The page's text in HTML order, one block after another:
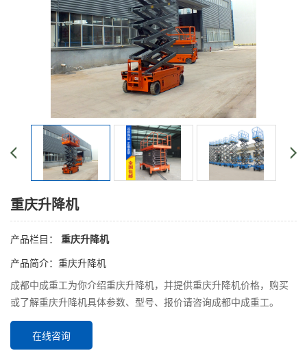
重庆升降机
产品栏目： 重庆升降机
产品简介：重庆升降机
成都中成重工为你介绍重庆升降机，并提供重庆升降机价格，购买
或了解重庆升降机具体参数、型号、报价请咨询成都中成重工。
在线咨询